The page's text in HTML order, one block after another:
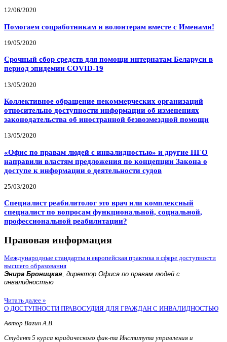
12/06/2020
Помогаем соцработникам и волонтерам вместе с Именами!
19/05/2020
Срочный сбор средств для помощи интернатам Беларуси в
период эпидемии COVID-19
13/05/2020
Коллективное обращение некоммерческих организаций
относительно доступности информации об изменениях
законодательства об иностранной безвозмездной помощи
13/05/2020
«Офис по правам людей с инвалидностью» и другие НГО
направили властям предложения по концепции Закона о
доступе к информации о деятельности судов
25/03/2020
Специалист реабилитолог это врач или комплексный
специалист по вопросам функциональной, социальной,
профессиональной реабилитации?
Правовая информация
Международные стандарты и европейская практика в сфере доступности
высшего образования
Энира Броницкая, директор Офиса по правам людей с
инвалидностью
Читать далее »
О ДОСТУПНОСТИ ПРАВОСУДИЯ ДЛЯ ГРАЖДАН С ИНВАЛИДНОСТЬЮ
Автор Вагин А.В.
Студент 5 курса юридического фак-та Института управления и